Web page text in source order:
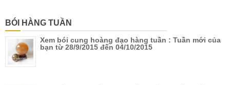
BÓI HÀNG TUẦN
Xem bói cung hoàng đạo hàng tuần : Tuần mới của
bạn từ 28/9/2015 đến 04/10/2015